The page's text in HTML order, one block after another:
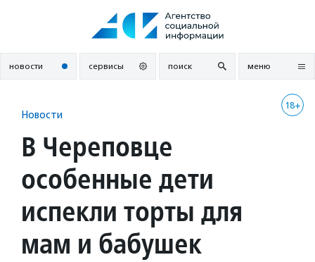
новости сервисы поиск меню
18+
Новости
В Череповце
особенные дети
испекли торты для
мам и бабушек